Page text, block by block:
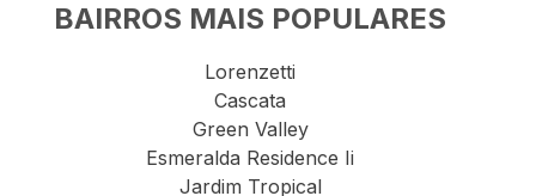
BAIRROS MAIS POPULARES
Lorenzetti
Cascata
Green Valley
Esmeralda Residence Ii
Jardim Tropical